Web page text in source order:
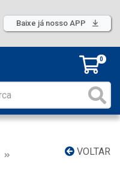
Baixe já nosso APP
0
VOLTAR